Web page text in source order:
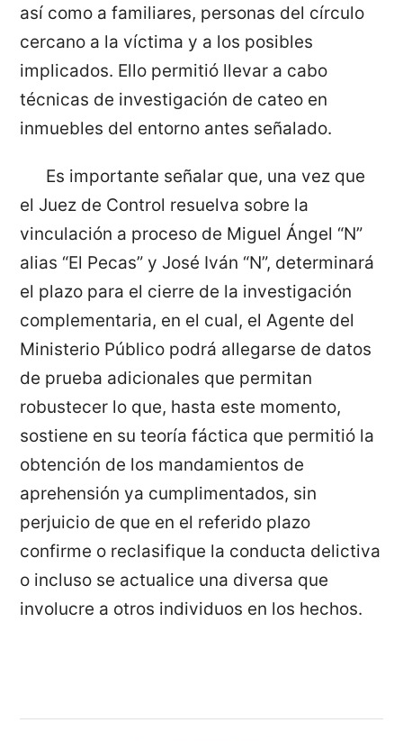
así como a familiares, personas del círculo
cercano a la víctima y a los posibles
implicados. Ello permitió llevar a cabo
técnicas de investigación de cateo en
inmuebles del entorno antes señalado.
Es importante señalar que, una vez que
el Juez de Control resuelva sobre la
vinculación a proceso de Miguel Ángel “N”
alias “El Pecas” y José Iván “N”, determinará
el plazo para el cierre de la investigación
complementaria, en el cual, el Agente del
Ministerio Público podrá allegarse de datos
de prueba adicionales que permitan
robustecer lo que, hasta este momento,
sostiene en su teoría fáctica que permitió la
obtención de los mandamientos de
aprehensión ya cumplimentados, sin
perjuicio de que en el referido plazo
confirme o reclasifique la conducta delictiva
o incluso se actualice una diversa que
involucre a otros individuos en los hechos.